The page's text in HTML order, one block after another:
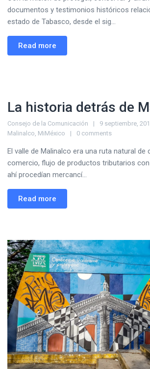
documentos y testimonios históricos
estado de Tabasco, desde el sig...
Read more
La historia detrás de
Consejo de la Comunicación
9 septiembre,
Malinalco, MiMéxico 0 comments
El valle de Malinalco era una ruta natural de
comercio, flujo de productos tributarios
ahí procedían mercancí...
Read more